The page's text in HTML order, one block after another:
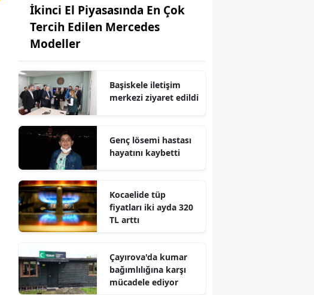
Edirne
Erzurum
Gaziantep
Hakkari
Isparta
Mersin
İkinci El Piyasasında En Çok
Tercih Edilen Mercedes
Modeller
Başiskele iletişim
merkezi ziyaret edildi
Genç lösemi hastası
hayatını kaybetti
Kocaelide tüp
fiyatları iki ayda 320
TL arttı
Çayırova'da kumar
bağımlılığına karşı
mücadele ediyor